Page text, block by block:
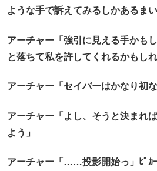
ような手で訴えてみるしかあるまい
アーチャー「強引に見える手かも
と落ちて私を許してくれるかもしれ
アーチャー「セイバーはかなり初
アーチャー「よし、そうと決まれ
よう」
アーチャー「……投影開始っ」ﾋﾟｶｰ